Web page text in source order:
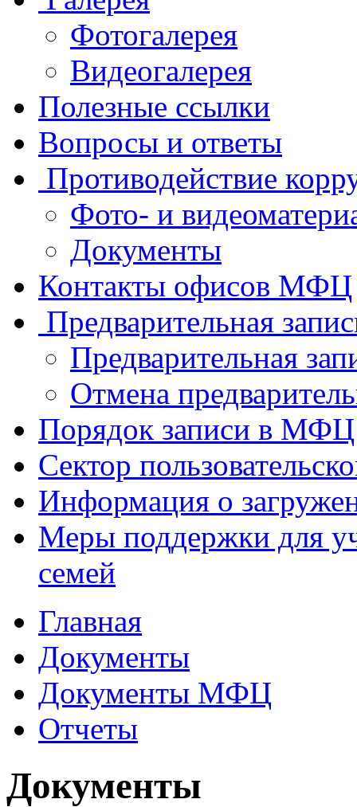
Фотогалерея
Видеогалерея
Полезные ссылки
Вопросы и ответы
Противодействие
Фото- и
Документы
Контакты офисов МФЦ
Предварительная
Предварительная
Отмена
Порядок записи в МФЦ
Сектор
Информация о
Меры поддержки для
семей
Главная
Документы
Документы МФЦ
Отчеты
Документы